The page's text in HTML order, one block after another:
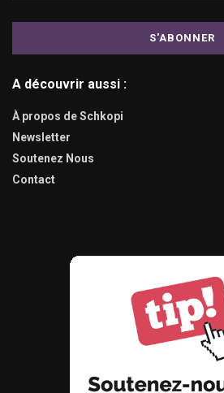
A découvrir aussi :
À propos de Schkopi
Newsletter
Soutenez Nous
Contact